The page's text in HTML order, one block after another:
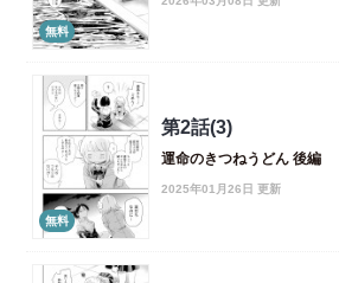
無料
無料
第2話(3)
運命のきつねうどん 後編
2025年01月26日 更新